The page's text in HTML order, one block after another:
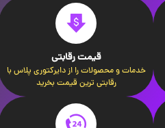
قیمت رقابتی
خدمات و محصولات را از دایرکتوری پلاس با
رقابتی ترین قیمت بخرید